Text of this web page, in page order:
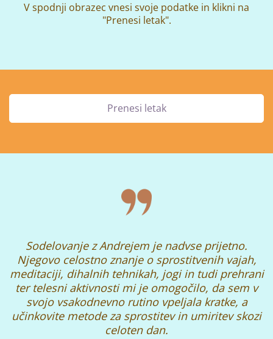
V spodnji obrazec vnesi svoje podatke in klikni na
"Prenesi letak".
Prenesi letak
Sodelovanje z Andrejem je nadvse prijetno.
Njegovo celostno znanje o sprostitvenih vajah,
meditaciji, dihalnih tehnikah, jogi in tudi prehrani
ter telesni aktivnosti mi je omogočilo, da sem v
svojo vsakodnevno rutino vpeljala kratke, a
učinkovite metode za sprostitev in umiritev skozi
celoten dan.